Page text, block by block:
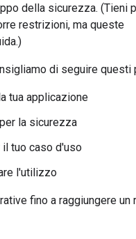
della sicurezza. (Tieni
restrizioni, ma queste
di seguire questi
tua applicazione
la sicurezza
tuo caso d'uso
l'utilizzo
fino a raggiungere un